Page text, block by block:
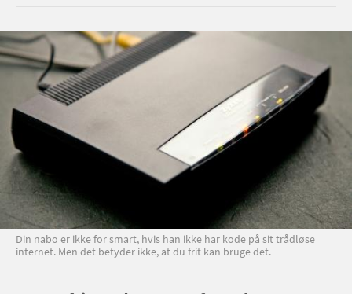
Din nabo er ikke for smart, hvis han ikke har kode på sit trådløse
internet. Men det betyder ikke, at du frit kan bruge det.